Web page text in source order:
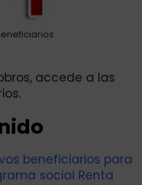
accede a las
beneficiarios para
social Renta